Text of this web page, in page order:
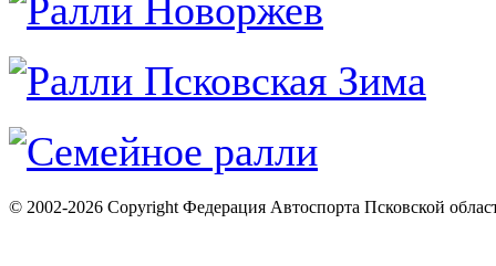
© 2002-2026 Copyright Федерация Автоспорта Псковской